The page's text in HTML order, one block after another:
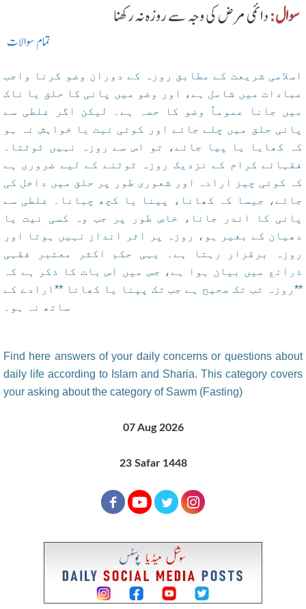
سوال:دائمی مرض کی وجہ سے روزہ نہ رکھنا
تمام سوالات
اسلامی شریعت کے مطابق روزہ کے دوران وضو کرنا واجب
عبادات میں شامل ہے، اور وضو میں پانی کا حلق یا ناک
میں جانا عموماً وضو کا حصہ ہے۔ لیکن اگر غلطی سے
پانی حلق میں چلے جائے اور کوئی نیت یا خواہش نہ ہو
کہ کھایا یا پیا جائے، تو اس سے روزہ نہیں ٹوٹتا۔
فقہائے کرام کے نزدیک روزہ ٹوٹنے کے لیے ضروری ہے
کہ کوئی چیز ارادہ اور شعوری طور پر حلق میں داخل کی
جائے، جیسا کہ کھانا، پینا یا کچھ چبانا۔ غلطی سے
پانی کا اندر جانا، خاص طور پر جب وہ کسی نیت یا
دھیان کے بغیر ہو، روزہ پر اثر انداز نہیں ہوتا اور
روزہ برقرار رہتا ہے۔ یہی حکم اکثر معتبر فقہی
ذرائع میں بیان ہوا ہے، جس میں اس بات کا ذکر ہے کہ
**روزہ تب تک صحیح ہے جب تک پینا یا کھانا **ارادے کے
ساتھ نہ ہو۔
Find here answers of your daily concerns or questions about
daily life according to Islam and Sharia. This category covers
your asking about the category of Sawm (Fasting)
07 Aug 2026
23 Safar 1448